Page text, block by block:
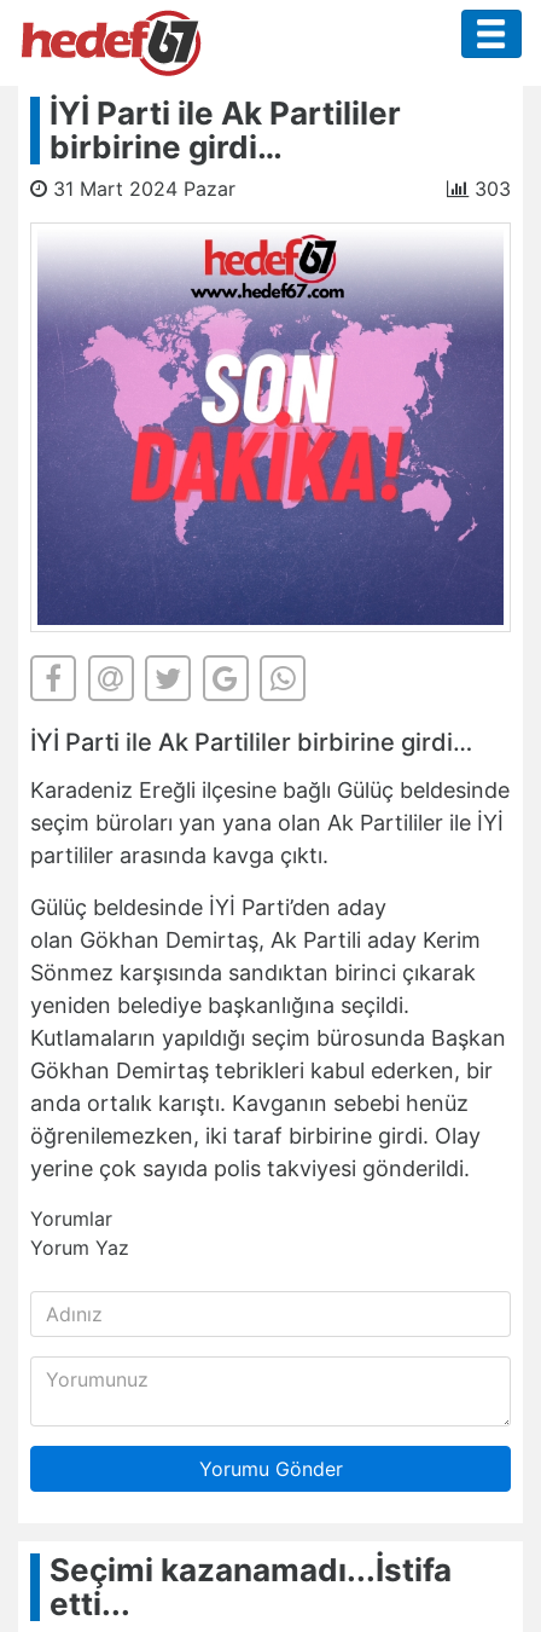
İYİ Parti ile Ak Partililer
birbirine girdi…
31 Mart 2024 Pazar 303
İYİ Parti ile Ak Partililer birbirine girdi…
Karadeniz Ereğli ilçesine bağlı Gülüç beldesinde
seçim büroları yan yana olan Ak Partililer ile İYİ
partililer arasında kavga çıktı.
Gülüç beldesinde İYİ Parti’den aday
olan Gökhan Demirtaş, Ak Partili aday Kerim
Sönmez karşısında sandıktan birinci çıkarak
yeniden belediye başkanlığına seçildi.
Kutlamaların yapıldığı seçim bürosunda Başkan
Gökhan Demirtaş tebrikleri kabul ederken, bir
anda ortalık karıştı. Kavganın sebebi henüz
öğrenilemezken, iki taraf birbirine girdi. Olay
yerine çok sayıda polis takviyesi gönderildi.
Yorumlar
Yorum Yaz
Yorumu Gönder
Seçimi kazanamadı...İstifa
etti...